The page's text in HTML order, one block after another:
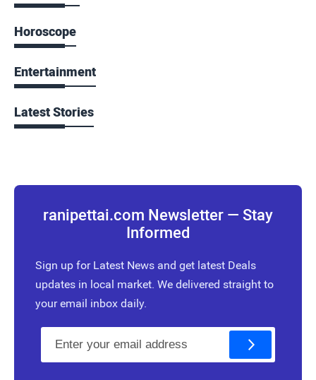
Horoscope
Entertainment
Latest Stories
ranipettai.com Newsletter — Stay
Informed
Sign up for Latest News and get latest Deals
updates in local market. We delivered straight to
your email inbox daily.